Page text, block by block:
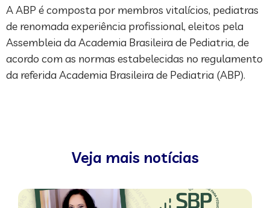
A ABP é composta por membros vitalícios, pediatras
de renomada experiência profissional, eleitos pela
Assembleia da Academia Brasileira de Pediatria, de
acordo com as normas estabelecidas no regulamento
da referida Academia Brasileira de Pediatria (ABP).
Veja mais notícias